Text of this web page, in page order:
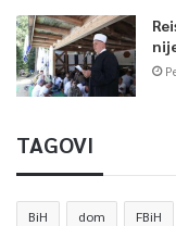
TAGOVI
BiH dom FBiH